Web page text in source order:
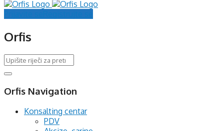
Orfis
Orfis Navigation
Konsalting centar
PDV